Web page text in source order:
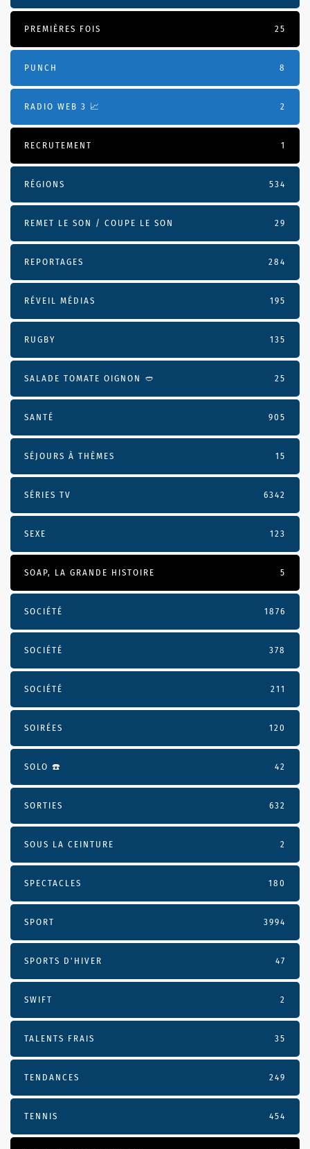
PREMIÈRES FOIS 25
PUNCH 8
RADIO WEB 3 📈 2
RECRUTEMENT 1
RÉGIONS 534
REMET LE SON / COUPE LE SON 29
REPORTAGES 284
RÉVEIL MÉDIAS 195
RUGBY 135
SALADE TOMATE OIGNON 🥙 25
SANTÉ 905
SÉJOURS À THÈMES 15
SÉRIES TV 6342
SEXE 123
SOAP, LA GRANDE HISTOIRE 5
SOCIÉTÉ 1876
SOCIÉTÉ 378
SOCIÉTÉ 211
SOIRÉES 120
SOLO ☎️ 42
SORTIES 632
SOUS LA CEINTURE 2
SPECTACLES 180
SPORT 3994
SPORTS D'HIVER 47
SWIFT 2
TALENTS FRAIS 35
TENDANCES 249
TENNIS 454